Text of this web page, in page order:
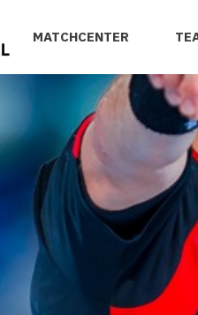
MATCHCENTER